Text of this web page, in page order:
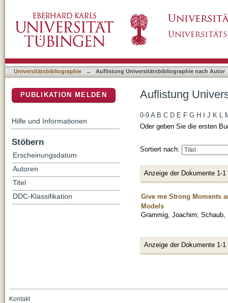
Universitätsbibliographie → Auflistung Universitätsbibliographie nach Autor
Auflistung
0-9 A B C D E F G H J K L
Oder geben Sie die ersten
Sortiert nach:
Anzeige der Dokumente 1-1
Give me Strong Moments
Models
Grammig, Joachim; Schaub,
Anzeige der Dokumente 1-1
PUBLIKATION MELDEN
Hilfe und Informationen
Stöbern
Erscheinungsdatum
Autoren
Titel
DDC-Klassifikation
Kontakt